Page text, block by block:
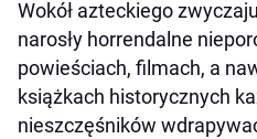
Wokół azteckiego
narosły horrendalne
powieściach, filmach, a
książkach historycznych
nieszczęśników